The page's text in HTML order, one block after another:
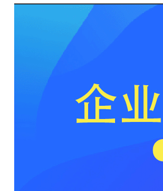
137****1554 刚刚购买了该课程
177****4527 刚刚购买了该课程
153****1483 刚刚购买了该课程
135****4560 刚刚购买了该课程
135****3046 刚刚购买了该课程
174****3413 刚刚购买了该课程